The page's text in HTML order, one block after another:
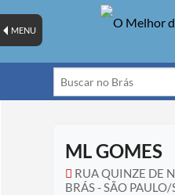
MENU
ML GOMES
RUA QUINZE DE
BRÁS - SÃO PAULO/